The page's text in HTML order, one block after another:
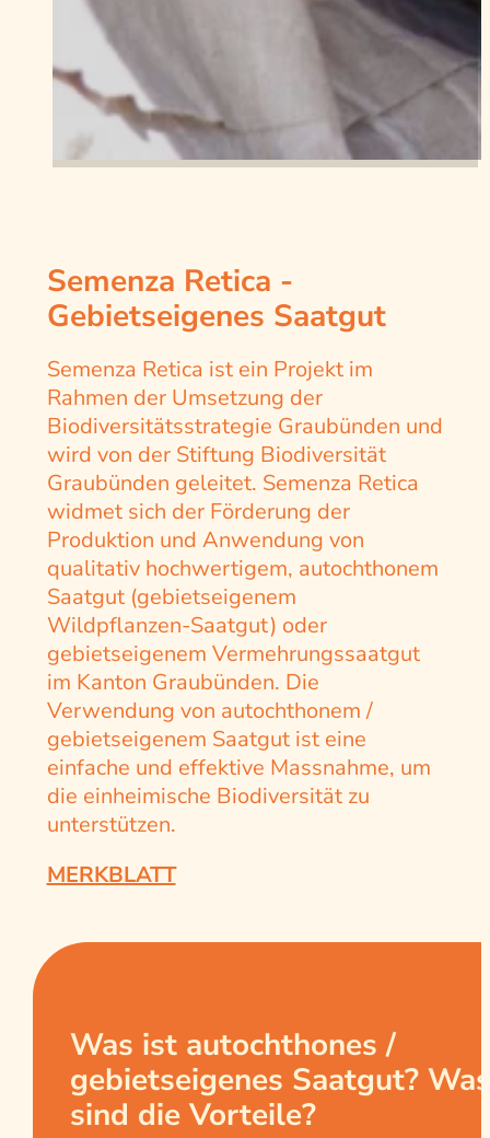
Semenza Retica -
Gebietseigenes Saatgut
Semenza Retica ist ein Projekt im
Rahmen der Umsetzung der
Biodiversitätsstrategie Graubünden und
wird von der Stiftung Biodiversität
Graubünden geleitet. Semenza Retica
widmet sich der Förderung der
Produktion und Anwendung von
qualitativ hochwertigem, autochthonem
Saatgut (gebietseigenem
Wildpflanzen-Saatgut) oder
gebietseigenem Vermehrungssaatgut
im Kanton Graubünden. Die
Verwendung von autochthonem /
gebietseigenem Saatgut ist eine
einfache und effektive Massnahme, um
die einheimische Biodiversität zu
unterstützen.
MERKBLATT
Was ist autochthones /
gebietseigenes Saatgut?
sind die Vorteile?